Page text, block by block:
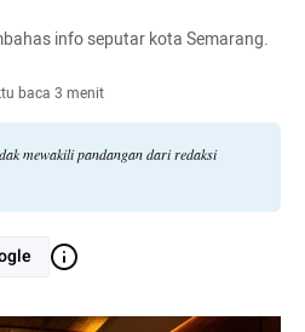
info seputar kota Semarang.
baca 3 menit
mewakili pandangan dari redaksi